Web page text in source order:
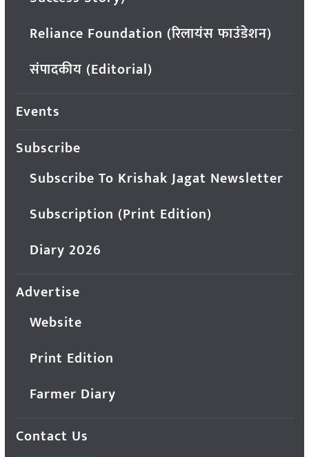
Reliance Foundation (रिलायंस फाउंडेशन)
संपादकीय (Editorial)
Events
Subscribe
Subscribe To Krishak Jagat Newsletter
Subscription (Print Edition)
Diary 2026
Advertise
Website
Print Edition
Farmer Diary
Contact Us